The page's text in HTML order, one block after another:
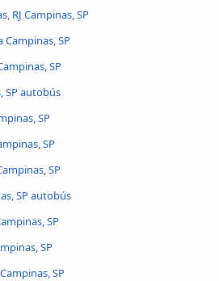
RJ Campinas, SP
SP
SP
SP autobús
SP
SP
SP
SP autobús
SP
SP
SP